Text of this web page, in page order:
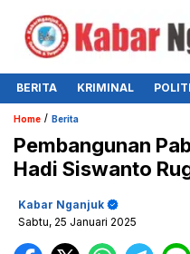
BERITA KRIMINAL
Home / Berita
Pembangunan
Hadi Siswanto
Kabar Nganjuk
Sabtu, 25 Januari 2025